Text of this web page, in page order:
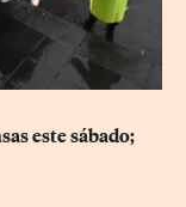
este sábado;